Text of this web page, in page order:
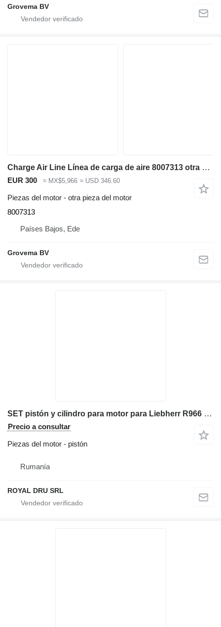
Grovema BV
Charge Air Line Línea de carga de aire 8007313 otra pieza del motor para Liebherr R946 LC , R946 LC-V R946 NLC ,R946 S-HD ,R950 S-HD, R946, R946 VH-HD excavadora
EUR 300 ≈ MX$5,966 ≈ USD 346.60
Piezas del motor - otra pieza del motor
8007313
Países Bajos, Ede
Grovema BV
SET pistón y cilindro para motor para Liebherr R966 maquinaria de construcción
Precio a consultar
Piezas del motor - pistón
Rumanía
ROYAL DRU SRL